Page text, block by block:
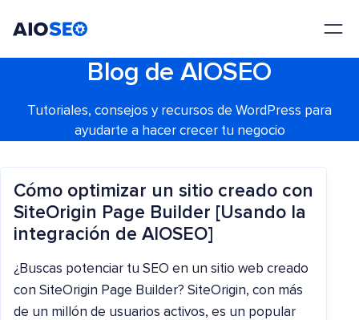
Blog de AIOSEO
Tutoriales, consejos y recursos de WordPress para
ayudarte a hacer crecer tu negocio
Cómo optimizar un sitio creado con
SiteOrigin Page Builder [Usando la
integración de AIOSEO]
¿Buscas potenciar tu SEO en un sitio web creado
con SiteOrigin Page Builder? SiteOrigin, con más
de un millón de usuarios activos, es un popular